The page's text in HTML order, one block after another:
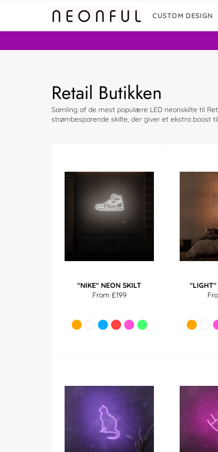
CUSTOM DESIGN
Retail Butikken
Samling af de mest populære LED neonskilte til
strømbesparende skilte, der giver et ekstra boost
"NIKE" NEON SKILT
From £199
"LIGHT"